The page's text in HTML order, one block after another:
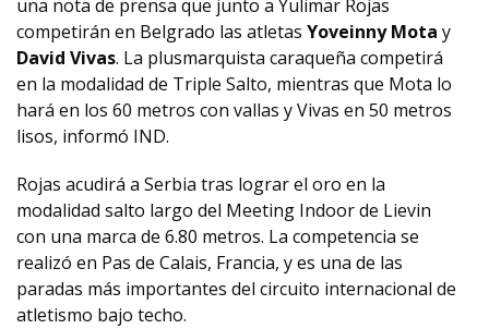
una nota de prensa que junto a Yulimar Rojas
competirán en Belgrado las atletas Yoveinny Mota y
David Vivas. La plusmarquista caraqueña competirá
en la modalidad de Triple Salto, mientras que Mota lo
hará en los 60 metros con vallas y Vivas en 50 metros
lisos, informó IND.
Rojas acudirá a Serbia tras lograr el oro en la
modalidad salto largo del Meeting Indoor de Lievin
con una marca de 6.80 metros. La competencia se
realizó en Pas de Calais, Francia, y es una de las
paradas más importantes del circuito internacional de
atletismo bajo techo.